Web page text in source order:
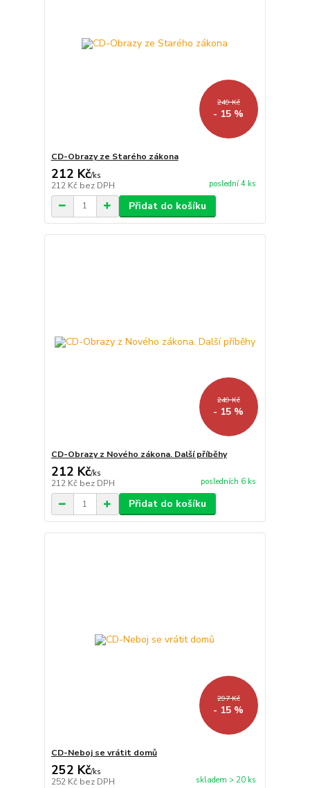
249 Kč
- 15 %
CD-Obrazy ze Starého zákona
212 Kč/ks
212 Kč bez DPH poslední 4 ks
Přidat do košíku
249 Kč
- 15 %
CD-Obrazy z Nového zákona. Další příběhy
212 Kč/ks
212 Kč bez DPH posledních 6 ks
Přidat do košíku
297 Kč
- 15 %
CD-Neboj se vrátit domů
252 Kč/ks
252 Kč bez DPH skladem > 20 ks